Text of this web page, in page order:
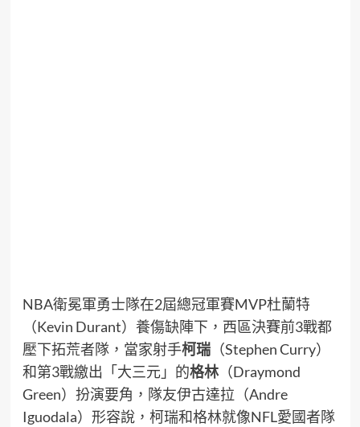
NBA衛冕軍勇士隊在2屆總冠軍賽MVP杜蘭特
（Kevin Durant）養傷缺陣下，西區決賽前3戰都
壓下拓荒者隊，當家射手柯瑞（Stephen Curry）
和第3戰繳出「大三元」的格林（Draymond
Green）扮演要角，隊友伊古達拉（Andre
Iguodala）形容說，柯瑞和格林就像NFL愛國者隊